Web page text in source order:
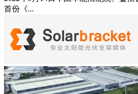
首份《...